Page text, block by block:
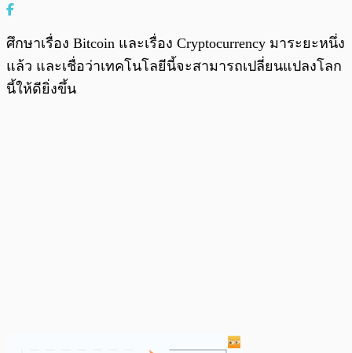
ศึกษาเรื่อง Bitcoin และเรื่อง Cryptocurrency มาระยะหนึ่ง
แล้ว และเชื่อว่าเทคโนโลยีนี้จะสามารถเปลี่ยนแปลงโลก
นี้ให้ดียิ่งขึ้น